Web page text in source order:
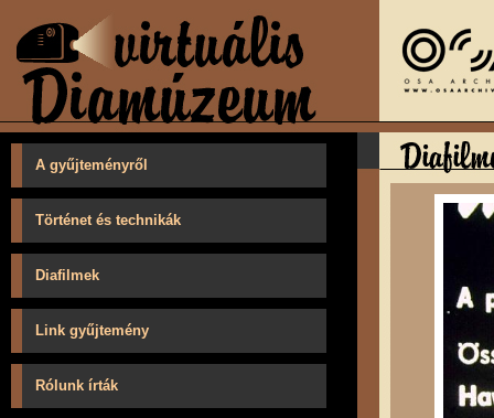
A gyűjteményről
Történet és technikák
Diafilmek
Link gyűjtemény
Rólunk írták